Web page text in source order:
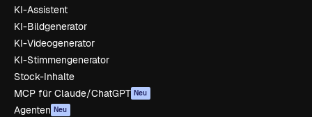
KI-Assistent
KI-Bildgenerator
KI-Videogenerator
KI-Stimmengenerator
Stock-Inhalte
MCP für Claude/ChatGPT Neu
Agenten Neu